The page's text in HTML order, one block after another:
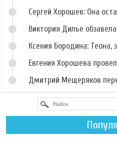
Сергей Хорошев: Она
Виктория Дилье
Ксения Бородина: Теона,
Евгения Хорошева
Дмитрий Мещеряков